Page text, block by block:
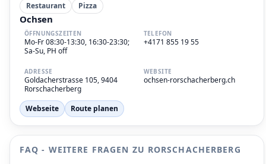
Restaurant Pizza
Ochsen
ÖFFNUNGSZEITEN
Mo-Fr 08:30-13:30, 16:30-23:30;
Sa-Su, PH off
TELEFON
+4171 855 19 55
ADRESSE
Goldacherstrasse 105, 9404
Rorschacherberg
WEBSITE
ochsen-rorschacherberg.ch
Webseite Route planen
FAQ - WEITERE FRAGEN ZU RORSCHACHERBERG